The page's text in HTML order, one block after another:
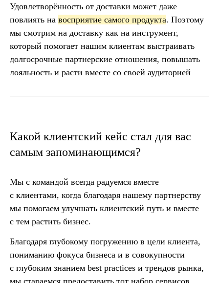
Удовлетворённость от доставки может даже
повлиять на восприятие самого продукта. Поэтому
мы смотрим на доставку как на инструмент,
который помогает нашим клиентам выстраивать
долгосрочные партнерские отношения, повышать
лояльность и расти вместе со своей аудиторией
Какой клиентский кейс стал для вас
самым запоминающимся?
Мы с командой всегда радуемся вместе
с клиентами, когда благодаря нашему партнерству
мы помогаем улучшать клиентский путь и вместе
с тем растить бизнес.
Благодаря глубокому погружению в цели клиента,
пониманию фокуса бизнеса и в совокупности
с глубоким знанием best practices и трендов рынка,